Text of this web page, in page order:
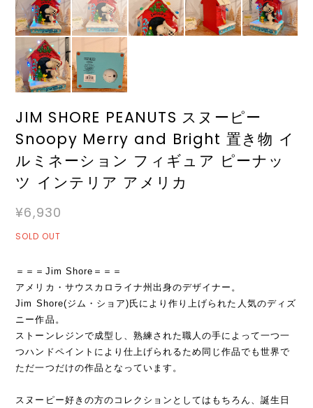
JIM SHORE PEANUTS スヌーピー
Snoopy Merry and Bright 置き物 イ
ルミネーション フィギュア ピーナッ
ツ インテリア アメリカ
¥6,930
SOLD OUT
＝＝＝Jim Shore＝＝＝
アメリカ・サウスカロライナ州出身のデザイナー。
Jim Shore(ジム・ショア)氏により作り上げられた人気のディズ
ニー作品。
ストーンレジンで成型し、熟練された職人の手によって一つ一
つハンドペイントにより仕上げられるため同じ作品でも世界で
ただ一つだけの作品となっています。
スヌーピー好きの方のコレクションとしてはもちろん、誕生日